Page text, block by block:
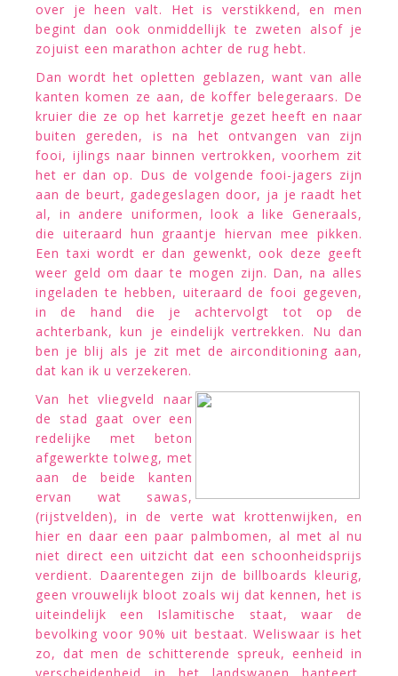
over je heen valt. Het is verstikkend, en men
begint dan ook onmiddellijk te zweten alsof je
zojuist een marathon achter de rug hebt.
Dan wordt het opletten geblazen, want van alle
kanten komen ze aan, de koffer belegeraars. De
kruier die ze op het karretje gezet heeft en naar
buiten gereden, is na het ontvangen van zijn
fooi, ijlings naar binnen vertrokken, voorhem zit
het er dan op. Dus de volgende fooi-jagers zijn
aan de beurt, gadegeslagen door, ja je raadt het
al, in andere uniformen, look a like Generaals,
die uiteraard hun graantje hiervan mee pikken.
Een taxi wordt er dan gewenkt, ook deze geeft
weer geld om daar te mogen zijn. Dan, na alles
ingeladen te hebben, uiteraard de fooi gegeven,
in de hand die je achtervolgt tot op de
achterbank, kun je eindelijk vertrekken. Nu dan
ben je blij als je zit met de airconditioning aan,
dat kan ik u verzekeren.
Van het vliegveld naar
de stad gaat over een
redelijke met beton
afgewerkte tolweg, met
aan de beide kanten
ervan wat sawas,
(rijstvelden), in de verte wat krottenwijken, en
hier en daar een paar palmbomen, al met al nu
niet direct een uitzicht dat een schoonheidsprijs
verdient. Daarentegen zijn de billboards kleurig,
geen vrouwelijk bloot zoals wij dat kennen, het is
uiteindelijk een Islamitische staat, waar de
bevolking voor 90% uit bestaat. Weliswaar is het
zo, dat men de schitterende spreuk, eenheid in